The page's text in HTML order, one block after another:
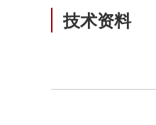
技术资料